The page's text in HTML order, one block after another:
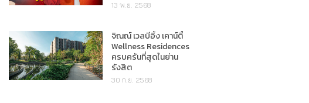
13 พ.ย. 2568
จิณณ์ เวลบีอิ้ง เคาน์ตี้
Wellness Residences
ครบครันที่สุดในย่าน
รังสิต
30 ก.ย. 2568